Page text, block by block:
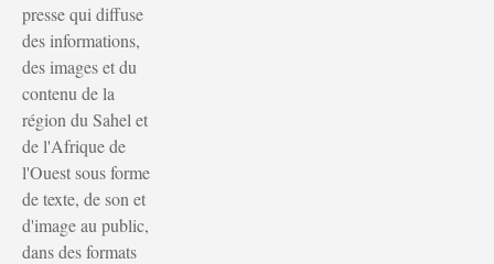
presse qui diffuse
des informations,
des images et du
contenu de la
région du Sahel et
de l'Afrique de
l'Ouest sous forme
de texte, de son et
d'image au public,
dans des formats